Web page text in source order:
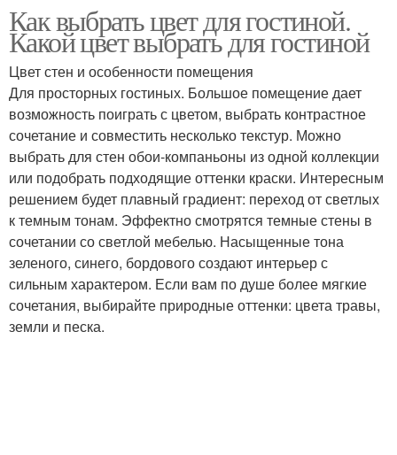
Как выбрать цвет для гостиной.
Какой цвет выбрать для гостиной
Цвет стен и особенности помещения
Для просторных гостиных. Большое помещение дает
возможность поиграть с цветом, выбрать контрастное
сочетание и совместить несколько текстур. Можно
выбрать для стен обои-компаньоны из одной коллекции
или подобрать подходящие оттенки краски. Интересным
решением будет плавный градиент: переход от светлых
к темным тонам. Эффектно смотрятся темные стены в
сочетании со светлой мебелью. Насыщенные тона
зеленого, синего, бордового создают интерьер с
сильным характером. Если вам по душе более мягкие
сочетания, выбирайте природные оттенки: цвета травы,
земли и песка.